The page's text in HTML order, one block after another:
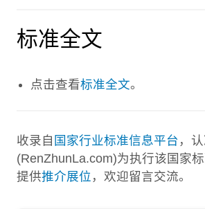
标准全文
点击查看标准全文。
收录自 国家行业标准信息平台 ，
(RenZhunLa.com)为执行该国家
提供推介展位 ，欢迎留言交流。